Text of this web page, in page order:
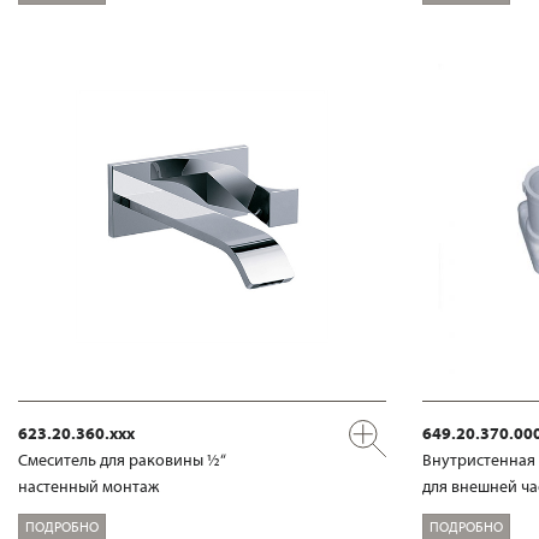
623.20.360.xxx
Смеситель для раковины ½“
настенный монтаж
ПОДРОБНО
Внутристенная
для внешней
ПОДРОБНО